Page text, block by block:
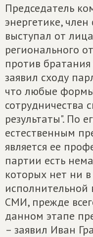
Председатель
энергетике,
выступал от
регионального
против
заявил сходу
что любые
сотрудничества
результаты". По
естественным
является ее
партии есть
которых нет ни в
исполнительной
СМИ, прежде
данном этапе
– заявил Иван